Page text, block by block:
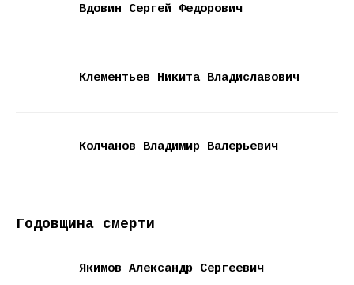
Вдовин Сергей Федорович
Клементьев Никита Владиславович
Колчанов Владимир Валерьевич
Годовщина смерти
Якимов Александр Сергеевич